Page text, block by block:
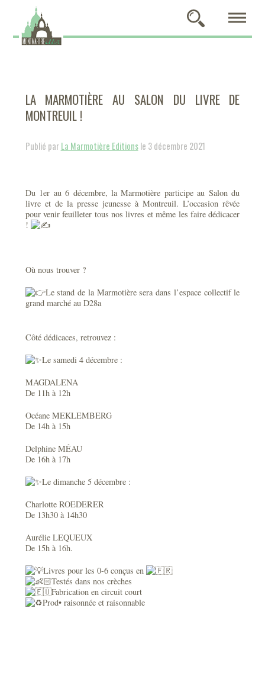
LA MARMOTIÈRE AU SALON DU LIVRE DE
MONTREUIL !
Publié parLa Marmotière Editionsle 3 décembre 2021
Du 1er au 6 décembre, la Marmotière participe au Salon du
livre et de la presse jeunesse à Montreuil. L’occasion rêvée
pour venir feuilleter tous nos livres et même les faire dédicacer
!
Où nous trouver ?
Le stand de la Marmotière sera dans l’espace collectif le
grand marché au D28a
Côté dédicaces, retrouvez :
Le samedi 4 décembre :
MAGDALENA
De 11h à 12h
Océane MEKLEMBERG
De 14h à 15h
Delphine MÉAU
De 16h à 17h
Le dimanche 5 décembre :
Charlotte ROEDERER
De 13h30 à 14h30
Aurélie LEQUEUX
De 15h à 16h.
Livres pour les 0-6 conçus en
Testés dans nos crèches
Fabrication en circuit court
Prod• raisonnée et raisonnable